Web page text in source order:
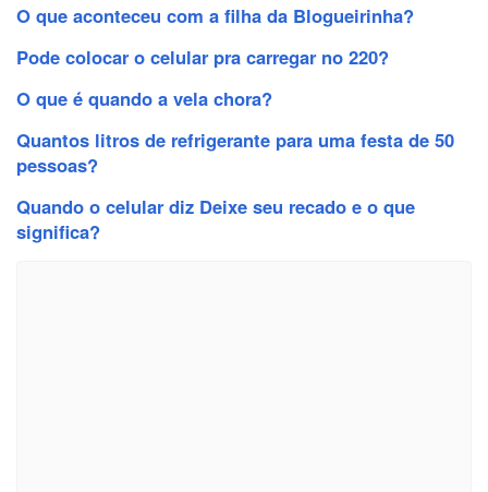
O que aconteceu com a filha da Blogueirinha?
Pode colocar o celular pra carregar no 220?
O que é quando a vela chora?
Quantos litros de refrigerante para uma festa de 50
pessoas?
Quando o celular diz Deixe seu recado e o que
significa?